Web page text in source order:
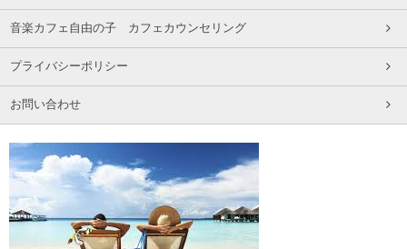
音楽カフェ自由の子 カフェカウンセリング
プライバシーポリシー
お問い合わせ